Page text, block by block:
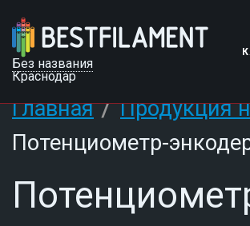
Без названия
Краснодар
Главная/Продукция
Потенциометр-